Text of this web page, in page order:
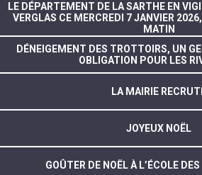
LE DÉPARTEMENT DE LA SARTHE EN
VERGLAS CE MERCREDI 7 JANVIER
MATIN
DÉNEIGEMENT DES TROTTOIRS, UN
OBLIGATION POUR LES
LA MAIRIE
JOYEUX NOËL
GOÛTER DE NOËL À L’ÉCOLE